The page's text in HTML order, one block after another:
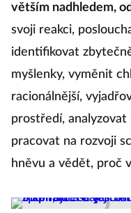
větším nadhledem,
svoji reakci,
identifikovat
myšlenky, vyměnit
racionálnější,
prostředí, analyzovat
pracovat na rozvoji
hněvu a vědět, proč